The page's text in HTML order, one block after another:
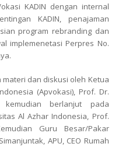
KADIN dengan internal
KADIN, penajaman
program rebranding dan
implemenetasi Perpres No.
dan diskusi oleh Ketua
(Apvokasi), Prof. Dr.
berlanjut pada
Al Azhar Indonesia, Prof.
Guru Besar/Pakar
APU, CEO Rumah